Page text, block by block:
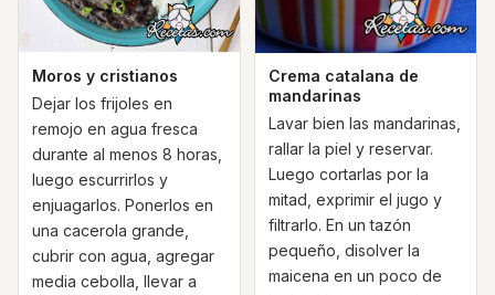
Moros y cristianos
Dejar los frijoles en
remojo en agua fresca
durante al menos 8 horas,
luego escurrirlos y
enjuagarlos. Ponerlos en
una cacerola grande,
cubrir con agua, agregar
media cebolla, llevar a
Crema catalana de
mandarinas
Lavar bien las mandarinas,
rallar la piel y reservar.
Luego cortarlas por la
mitad, exprimir el jugo y
filtrarlo. En un tazón
pequeño, disolver la
maicena en un poco de